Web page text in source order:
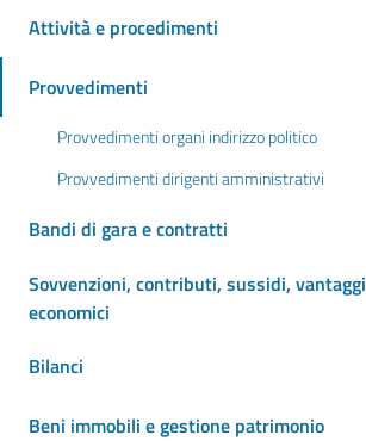
Attività e procedimenti
Provvedimenti
Provvedimenti organi indirizzo politico
Provvedimenti dirigenti amministrativi
Bandi di gara e contratti
Sovvenzioni, contributi, sussidi, vantaggi
economici
Bilanci
Beni immobili e gestione patrimonio